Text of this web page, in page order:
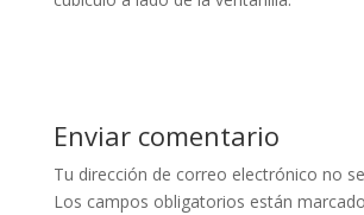
Enviar comentario
Tu dirección de correo electrónico no
Los campos obligatorios están